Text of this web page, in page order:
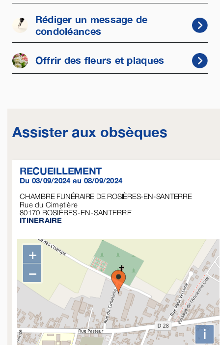
Rédiger un message de
condoléances
Offrir des fleurs et plaques
Assister aux obsèques
RECUEILLEMENT
Du 03/09/2024 au 08/09/2024
CHAMBRE FUNÉRAIRE DE ROSIÈRES-EN-SANTERRE
Rue du Cimetière
80170 ROSIÈRES-EN-SANTERRE
ITINERAIRE
+
−
i